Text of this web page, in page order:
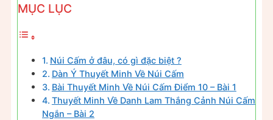
MỤC LỤC
Núi Cấm ở đâu, có gì đặc biệt ?
Dàn Ý Thuyết Minh Về Núi Cấm
Bài Thuyết Minh Về Núi Cấm Điểm 10 – Bài 1
Thuyết Minh Về Danh Lam Thắng Cảnh Núi Cấm
Ngắn – Bài 2